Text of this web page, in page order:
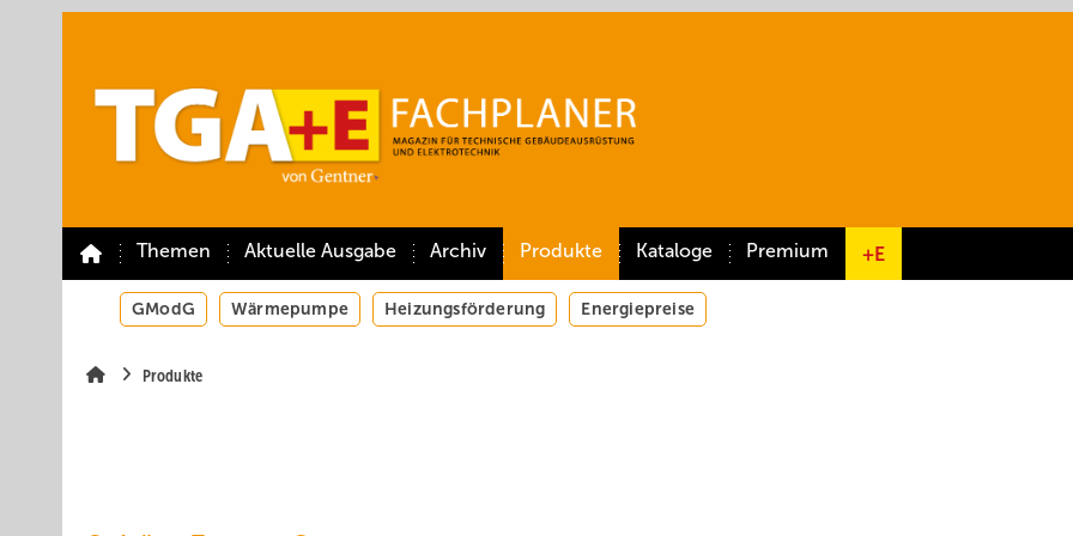
Themen Aktuelle Ausgabe Archiv Produkte Kataloge Premium +E
GModG Wärmepumpe Heizungsförderung Energiepreise
Produkte